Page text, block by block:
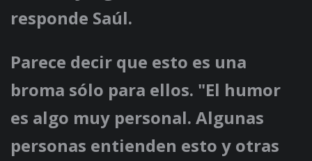
responde Saúl.
Parece decir que esto es una
broma sólo para ellos. "El humor
es algo muy personal. Algunas
personas entienden esto y otras